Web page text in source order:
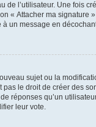
de l’utilisateur. Une fois
« Attacher ma signature
à un message en
sujet ou la
le droit de créer des
réponses qu’un
leur vote.